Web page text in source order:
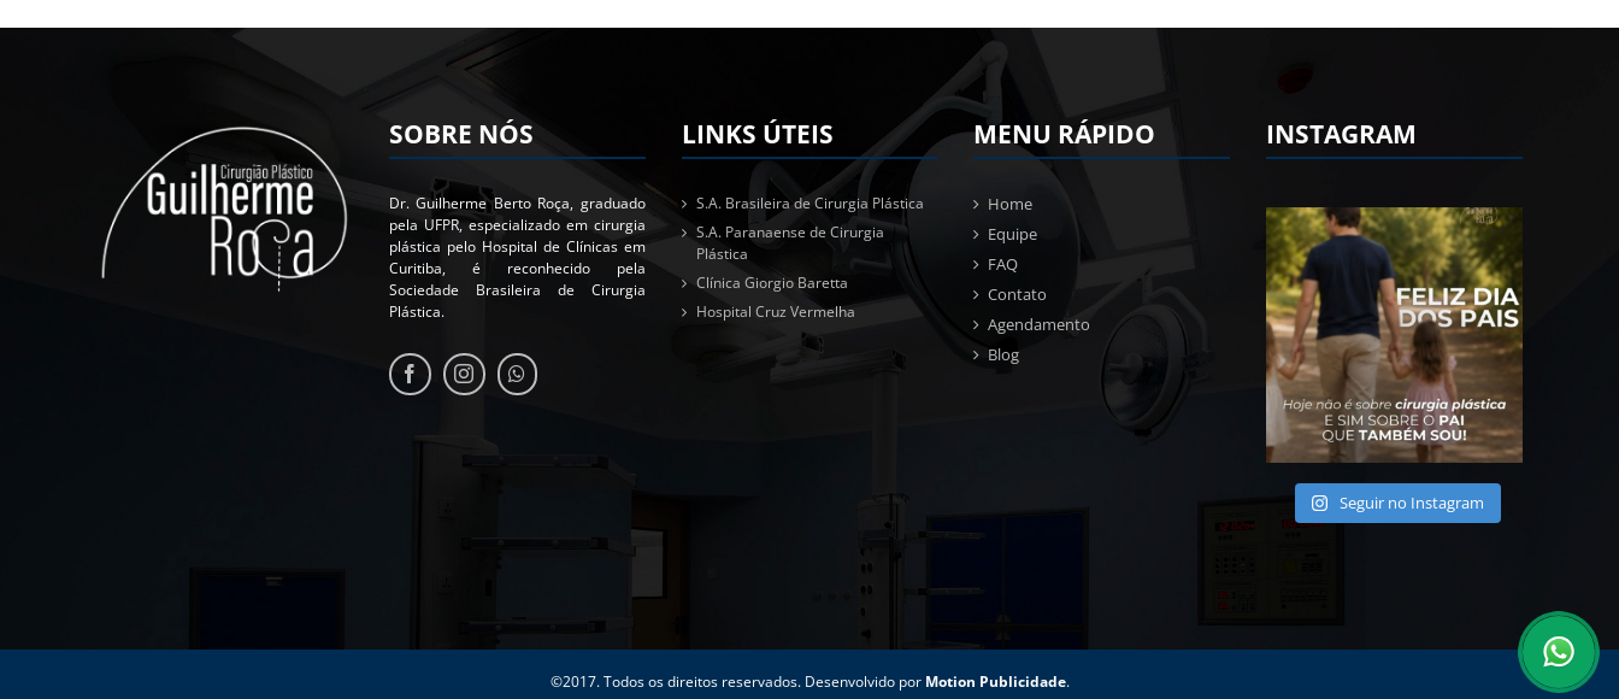
SOBRE NÓS
Dr. Guilherme Berto Roça, graduado
pela UFPR, especializado em cirurgia
plástica pelo Hospital de Clínicas em
Curitiba, é reconhecido pela
Sociedade Brasileira de Cirurgia
Plástica.
LINKS ÚTEIS
S.A. Brasileira de Cirurgia Plástica
S.A. Paranaense de Cirurgia
Plástica
Clínica Giorgio Baretta
Hospital Cruz Vermelha
MENU RÁPIDO
Home
Equipe
FAQ
Contato
Agendamento
Blog
INSTAGRAM
Seguir no Instagram
©2017. Todos os direitos reservados. Desenvolvido por Motion Publicidade.